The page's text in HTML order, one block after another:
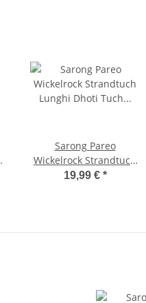
Sarong Pareo
Wickelrock Strandtuch
Lunghi Dhoti Tuch
19,99 € *